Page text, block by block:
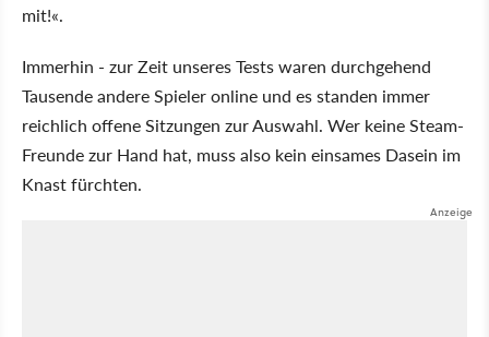
mit!«.
Immerhin - zur Zeit unseres Tests waren durchgehend
Tausende andere Spieler online und es standen immer
reichlich offene Sitzungen zur Auswahl. Wer keine Steam-
Freunde zur Hand hat, muss also kein einsames Dasein im
Knast fürchten.